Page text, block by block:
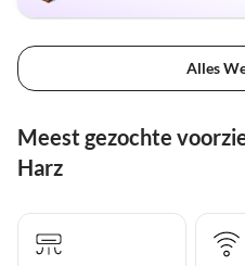
Alles
Meest gezochte
Harz